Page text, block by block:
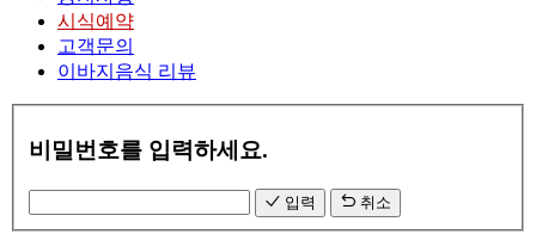
시식예약
고객문의
이바지음식 리뷰
비밀번호를 입력하세요.
입력 취소